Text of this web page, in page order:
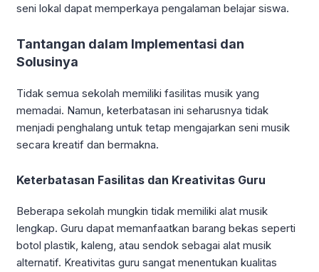
seni lokal dapat memperkaya pengalaman belajar siswa.
Tantangan dalam Implementasi dan
Solusinya
Tidak semua sekolah memiliki fasilitas musik yang
memadai. Namun, keterbatasan ini seharusnya tidak
menjadi penghalang untuk tetap mengajarkan seni musik
secara kreatif dan bermakna.
Keterbatasan Fasilitas dan Kreativitas Guru
Beberapa sekolah mungkin tidak memiliki alat musik
lengkap. Guru dapat memanfaatkan barang bekas seperti
botol plastik, kaleng, atau sendok sebagai alat musik
alternatif. Kreativitas guru sangat menentukan kualitas